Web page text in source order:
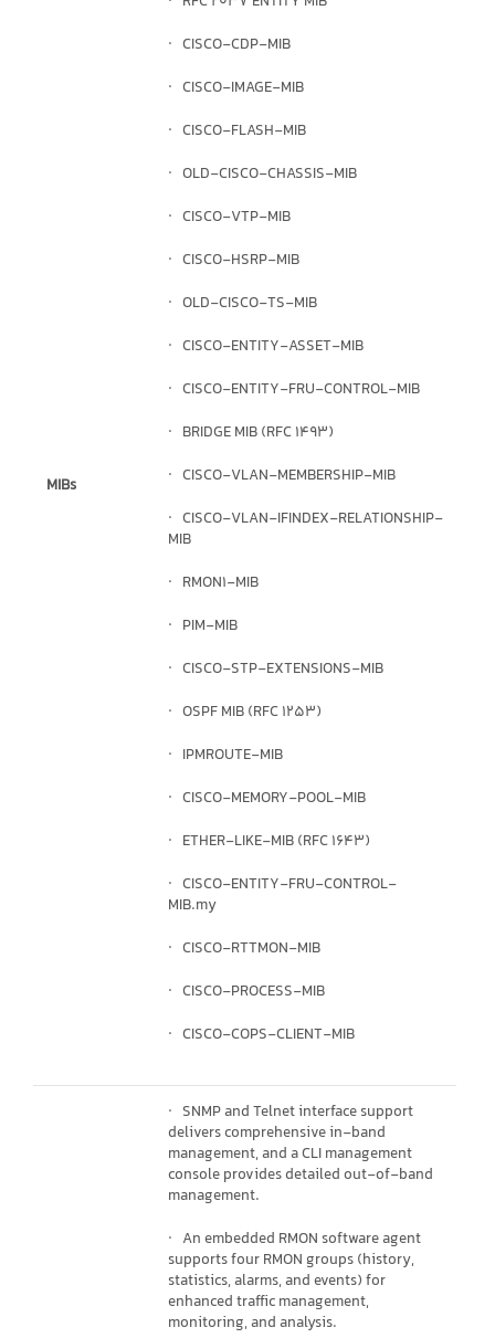
MIBs
· CISCO-CDP-MIB
· CISCO-IMAGE-MIB
· CISCO-FLASH-MIB
· OLD-CISCO-CHASSIS-MIB
· CISCO-VTP-MIB
· CISCO-HSRP-MIB
· OLD-CISCO-TS-MIB
· CISCO-ENTITY-ASSET-MIB
· CISCO-ENTITY-FRU-CONTROL-MIB
· BRIDGE MIB (RFC 1493)
· CISCO-VLAN-MEMBERSHIP-MIB
· CISCO-VLAN-IFINDEX-RELATIONSHIP-
MIB
· RMON1-MIB
· PIM-MIB
· CISCO-STP-EXTENSIONS-MIB
· OSPF MIB (RFC 1253)
· IPMROUTE-MIB
· CISCO-MEMORY-POOL-MIB
· ETHER-LIKE-MIB (RFC 1643)
· CISCO-ENTITY-FRU-CONTROL-
MIB.my
· CISCO-RTTMON-MIB
· CISCO-PROCESS-MIB
· CISCO-COPS-CLIENT-MIB
· SNMP and Telnet interface support
delivers comprehensive in-band
management, and a CLI management
console provides detailed out-of-band
management.
· An embedded RMON software agent
supports four RMON groups (history,
statistics, alarms, and events) for
enhanced traffic management,
monitoring, and analysis.